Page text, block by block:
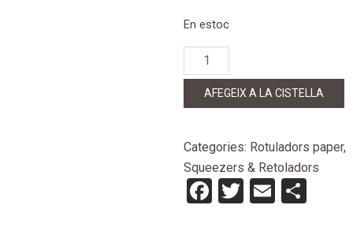
En estoc
quantitat
de
MTN
Fineliner
mm
AFEGEIX A LA CISTELLA
Categories: Rotuladors paper,
Squeezers & Retoladors
Facebook
Twitter
Email